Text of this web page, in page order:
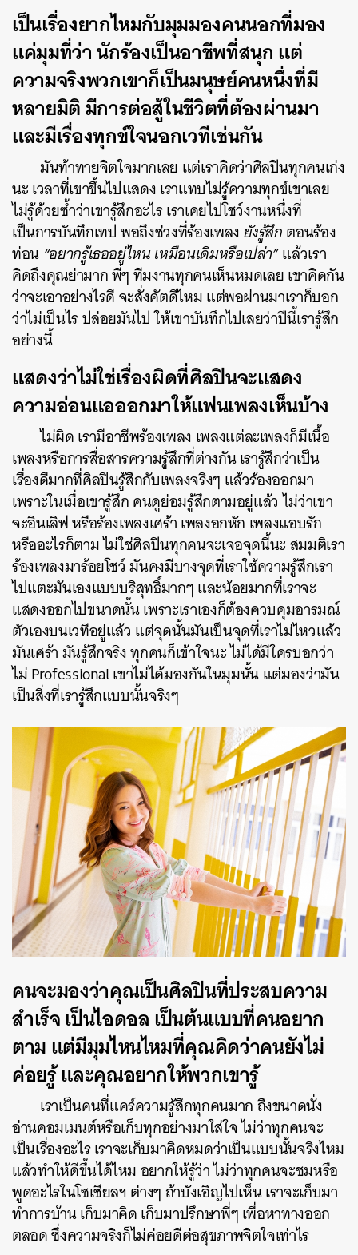
เป็นเรื่องยากไหมกับมุมมองคนนอกที่มอง
แค่มุมที่ว่า นักร้องเป็นอาชีพที่สนุก แต่
ความจริงพวกเขาก็เป็นมนุษย์คนหนึ่งที่มี
หลายมิติ มีการต่อสู้ในชีวิตที่ต้องผ่านมา
และมีเรื่องทุกข์ใจนอกเวทีเช่นกัน
มันท้าทายจิตใจมากเลย แต่เราคิดว่าศิลปินทุกคนเก่ง
นะ เวลาที่เขาขึ้นไปแสดง เราแทบไม่รู้ความทุกข์เขาเลย
ไม่รู้ด้วยซ้ำว่าเขารู้สึกอะไร เราเคยไปโชว์งานหนึ่งที่
เป็นการบันทึกเทป พอถึงช่วงที่ร้องเพลงยังรู้สึกตอนร้อง
ท่อน “อยากรู้เธออยู่ไหน เหมือนเดิมหรือเปล่า”แล้วเรา
คิดถึงคุณย่ามาก พี่ๆ ทีมงานทุกคนเห็นหมดเลย เขาคิดกัน
ว่าจะเอาอย่างไรดี จะสั่งคัตดีไหม แต่พอผ่านมาเราก็บอก
ว่าไม่เป็นไร ปล่อยมันไป ให้เขาบันทึกไปเลยว่าปีนี้เรารู้สึก
อย่างนี้
แสดงว่าไม่ใช่เรื่องผิดที่ศิลปินจะแสดง
ความอ่อนแอออกมาให้แฟนเพลงเห็นบ้าง
ไม่ผิด เรามีอาชีพร้องเพลง เพลงแต่ละเพลงก็มีเนื้อ
เพลงหรือการสื่อสารความรู้สึกที่ต่างกัน เรารู้สึกว่าเป็น
เรื่องดีมากที่ศิลปินรู้สึกกับเพลงจริงๆ แล้วร้องออกมา
เพราะในเมื่อเขารู้สึก คนดูย่อมรู้สึกตามอยู่แล้ว ไม่ว่าเขา
จะอินเลิฟ หรือร้องเพลงเศร้า เพลงอกหัก เพลงแอบรัก
หรืออะไรก็ตาม ไม่ใช่ศิลปินทุกคนจะเจอจุดนี้นะ สมมติเรา
ร้องเพลงมาร้อยโชว์ มันคงมีบางจุดที่เราใช้ความรู้สึกเรา
ไปแตะมันเองแบบบริสุทธิ์มากๆ และน้อยมากที่เราจะ
แสดงออกไปขนาดนั้น เพราะเราเองก็ต้องควบคุมอารมณ์
ตัวเองบนเวทีอยู่แล้ว แต่จุดนั้นมันเป็นจุดที่เราไม่ไหวแล้ว
มันเศร้า มันรู้สึกจริง ทุกคนก็เข้าใจนะ ไม่ได้มีใครบอกว่า
ไม่ Professional เขาไม่ได้มองกันในมุมนั้น แต่มองว่ามัน
เป็นสิ่งที่เรารู้สึกแบบนั้นจริงๆ
คนจะมองว่าคุณเป็นศิลปินที่ประสบความ
สำเร็จ เป็นไอดอล เป็นต้นแบบที่คนอยาก
ตาม แต่มีมุมไหนไหมที่คุณคิดว่าคนยังไม่
ค่อยรู้ และคุณอยากให้พวกเขารู้
เราเป็นคนที่แคร์ความรู้สึกทุกคนมาก ถึงขนาดนั่ง
อ่านคอมเมนต์หรือเก็บทุกอย่างมาใส่ใจ ไม่ว่าทุกคนจะ
เป็นเรื่องอะไร เราจะเก็บมาคิดหมดว่าเป็นแบบนั้นจริงไหม
แล้วทำให้ดีขึ้นได้ไหม อยากให้รู้ว่า ไม่ว่าทุกคนจะชมหรือ
พูดอะไรในโซเชียลฯ ต่างๆ ถ้าบังเอิญไปเห็น เราจะเก็บมา
ทำการบ้าน เก็บมาคิด เก็บมาปรึกษาพี่ๆ เพื่อหาทางออก
ตลอด ซึ่งความจริงก็ไม่ค่อยดีต่อสุขภาพจิตใจเท่าไร
SHARE TWEET LINE EMAIL